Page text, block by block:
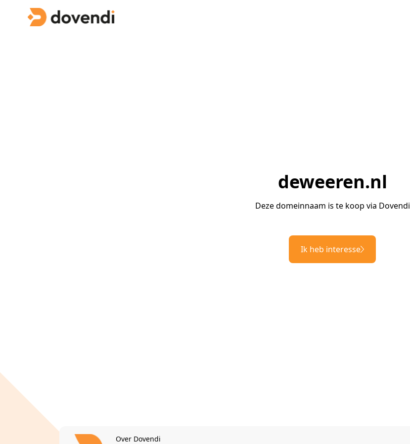
deweeren.nl
Deze domeinnaam is te koop via Dovendi
Ik heb interesse
Over Dovendi